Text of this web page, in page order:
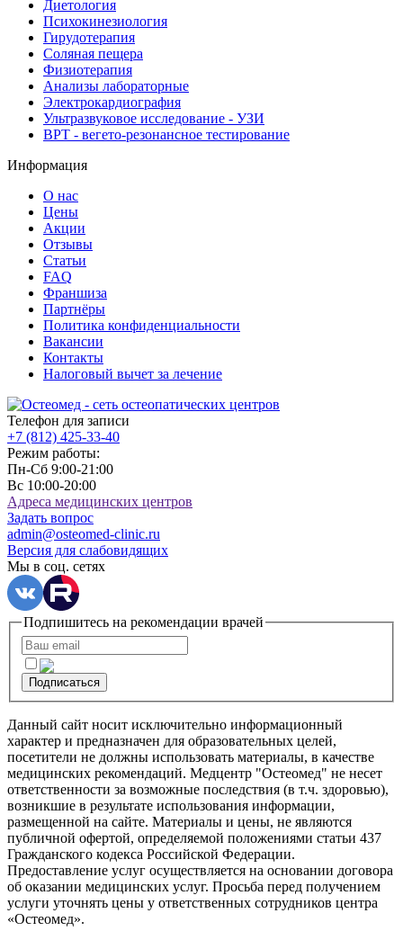
Диетология
Психокинезиология
Гирудотерапия
Соляная пещера
Физиотерапия
Анализы лабораторные
Электрокардиография
Ультразвуковое исследование - УЗИ
ВРТ - вегето-резонансное тестирование
Информация
О нас
Цены
Акции
Отзывы
Статьи
FAQ
Франшиза
Партнёры
Политика конфиденциальности
Вакансии
Контакты
Налоговый вычет за лечение
Телефон для записи
+7 (812) 425-33-40
Режим работы:
Пн-Сб 9:00-21:00
Вс 10:00-20:00
Адреса медицинских центров
Задать вопрос
admin@osteomed-clinic.ru
Версия для слабовидящих
Мы в соц. сетях
Подпишитесь на рекомендации врачей
Подписаться
Данный сайт носит исключительно информационный
характер и предназначен для образовательных целей,
посетители не должны использовать материалы, в качестве
медицинских рекомендаций. Медцентр "Остеомед" не несет
ответственности за возможные последствия (в т.ч. здоровью),
возникшие в результате использования информации,
размещенной на сайте. Материалы и цены, не являются
публичной офертой, определяемой положениями статьи 437
Гражданского кодекса Российской Федерации.
Предоставление услуг осуществляется на основании договора
об оказании медицинских услуг. Просьба перед получением
услуги уточнять цены у ответственных сотрудников центра
«Остеомед».